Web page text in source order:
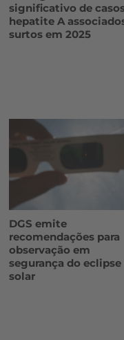
significativo de
hepatite A
surtos em 2025
DGS emite
recomendações para
observação em
segurança do eclipse
solar